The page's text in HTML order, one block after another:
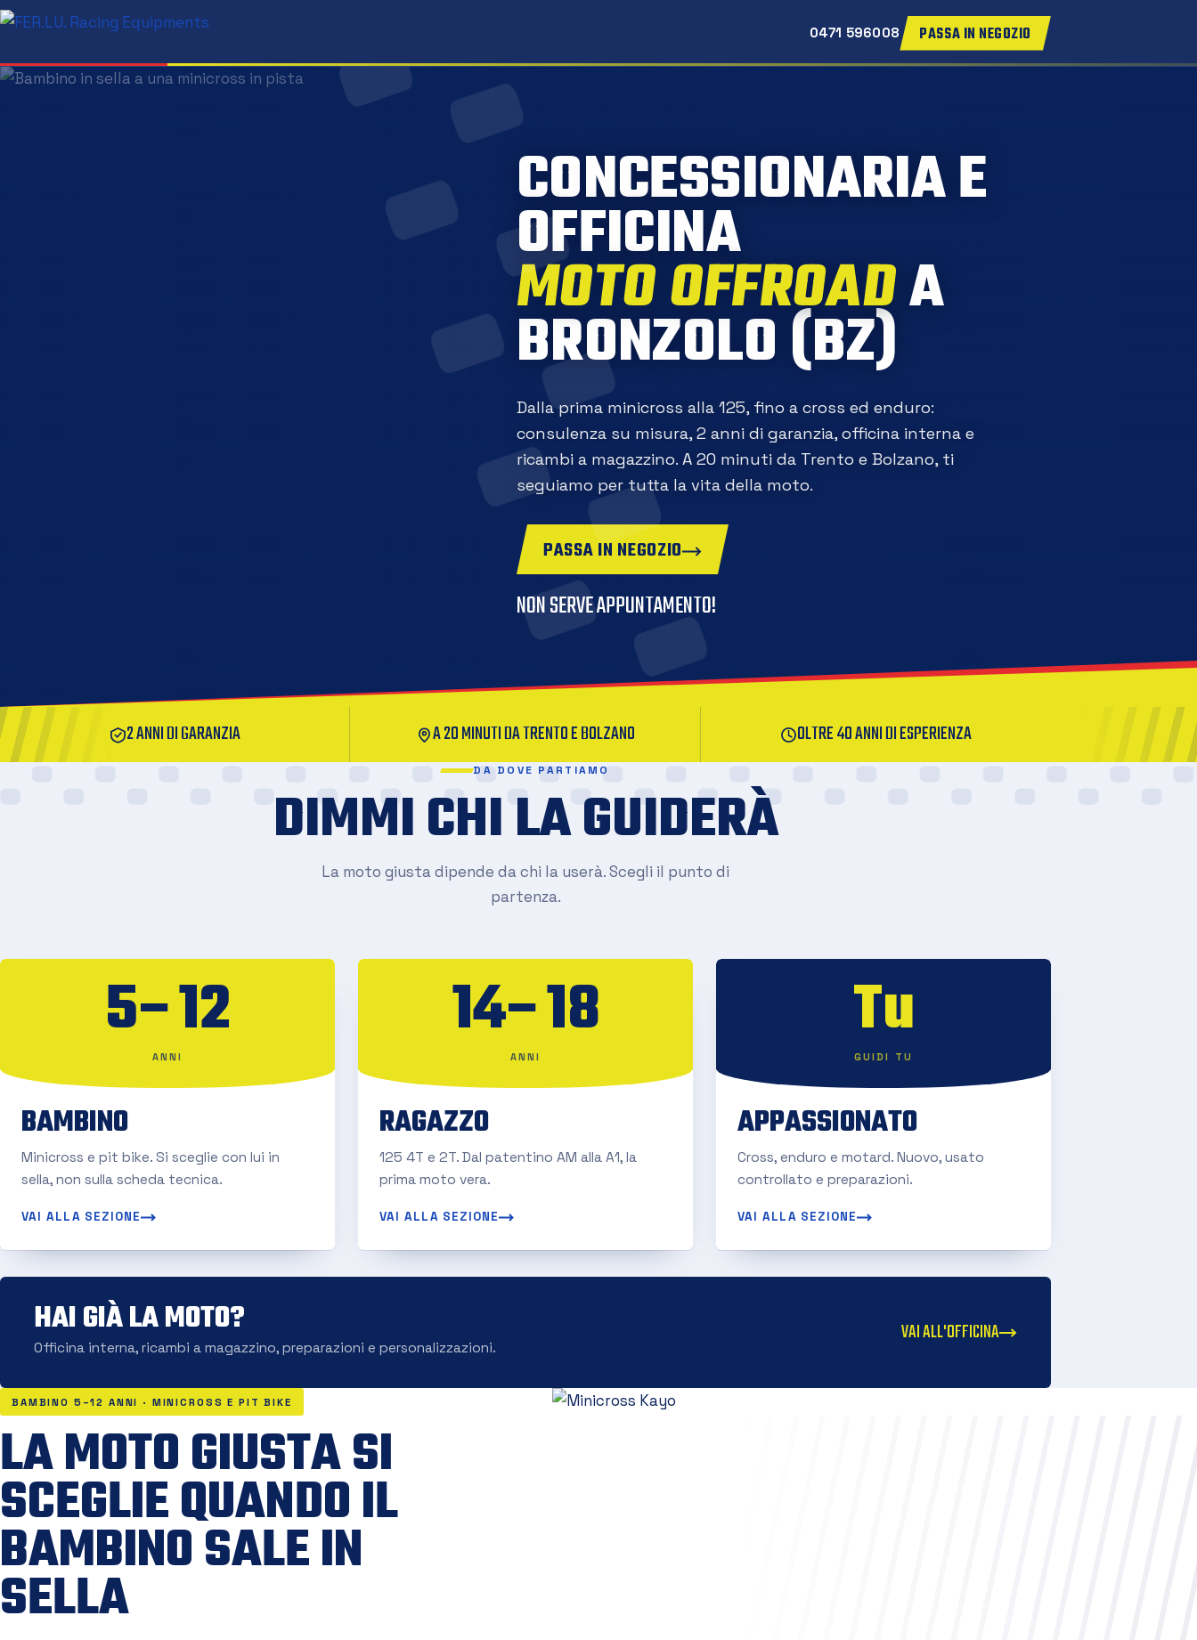
0471 596008 PASSA IN NEGOZIO
CONCESSIONARIA E
OFFICINA
MOTO OFFROADA
BRONZOLO (BZ)
Dalla prima minicross alla 125, fino a cross ed enduro:
consulenza su misura, 2 anni di garanzia, officina interna e
ricambi a magazzino. A 20 minuti da Trento e Bolzano, ti
seguiamo per tutta la vita della moto.
PASSA IN NEGOZIO
NON SERVE APPUNTAMENTO!
2 ANNI DI GARANZIA A 20 MINUTI DA TRENTO E BOLZANO OLTRE 40 ANNI DI ESPERIENZA
DA DOVE PARTIAMO
DIMMI CHI LA GUIDERÀ
La moto giusta dipende da chi la userà. Scegli il punto di
partenza.
5–12
ANNI
BAMBINO
Minicross e pit bike. Si sceglie con lui in
sella, non sulla scheda tecnica.
VAI ALLA SEZIONE
14–18
ANNI
RAGAZZO
125 4T e 2T. Dal patentino AM alla A1, la
prima moto vera.
VAI ALLA SEZIONE
Tu
GUIDI TU
APPASSIONATO
Cross, enduro e motard. Nuovo, usato
controllato e preparazioni.
VAI ALLA SEZIONE
HAI GIÀ LA MOTO?
Officina interna, ricambi a magazzino, preparazioni e personalizzazioni.
VAI ALL'OFFICINA
BAMBINO 5–12 ANNI · MINICROSS E PIT BIKE
LA MOTO GIUSTA SI
SCEGLIE QUANDO IL
BAMBINO SALE IN
SELLA